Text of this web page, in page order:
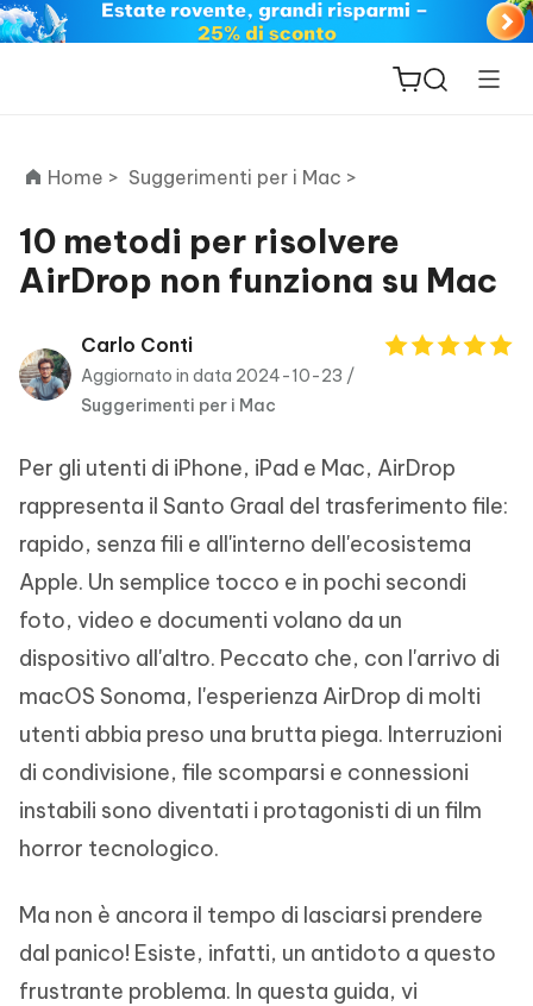
ReiBoot
PDNob
PDF
New
iAnyGo
Home > Suggerimenti per i Mac >
10 metodi per risolvere
AirDrop non funziona su Mac
Carlo Conti
Aggiornato in data 2024-10-23 /
Suggerimenti per i Mac
Per gli utenti di iPhone, iPad e Mac, AirDrop
rappresenta il Santo Graal del trasferimento file:
rapido, senza fili e all'interno dell'ecosistema
Apple. Un semplice tocco e in pochi secondi
foto, video e documenti volano da un
dispositivo all'altro. Peccato che, con l'arrivo di
macOS Sonoma, l'esperienza AirDrop di molti
utenti abbia preso una brutta piega. Interruzioni
di condivisione, file scomparsi e connessioni
instabili sono diventati i protagonisti di un film
horror tecnologico.
Ma non è ancora il tempo di lasciarsi prendere
dal panico! Esiste, infatti, un antidoto a questo
frustrante problema. In questa guida, vi